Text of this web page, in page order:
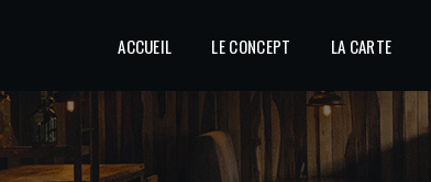
ACCUEIL LE CONCEPT LA CARTE